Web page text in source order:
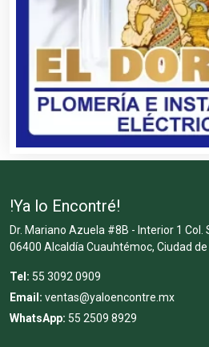
!Ya lo Encontré!
Dr. Mariano Azuela #8B - Interior 1 Col.
06400 Alcaldía Cuauhtémoc, Ciudad
Tel: 55 3092 0909
Email: ventas@yaloencontre.mx
WhatsApp: 55 2509 8929